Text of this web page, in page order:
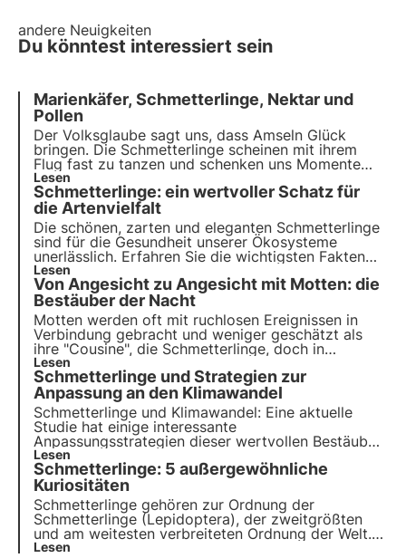
andere Neuigkeiten
Du könntest interessiert sein
Marienkäfer, Schmetterlinge, Nektar und
Pollen
Der Volksglaube sagt uns, dass Amseln Glück
bringen. Die Schmetterlinge scheinen mit ihrem
Flug fast zu tanzen und schenken uns Momente
der Sorglosigkeit. Wir haben das Glück, einige
Räume in unsererMetropolemit diesen kleinen
Geschöpfen zu teilen, wie normale Mitbürger.
Lesen
Schmetterlinge: ein wertvoller Schatz für
die Artenvielfalt
Die schönen, zarten und eleganten Schmetterlinge
sind für die Gesundheit unserer Ökosysteme
unerlässlich. Erfahren Sie die wichtigsten Fakten
über Schmetterlinge und ihre Bedeutung für die
biologische Vielfalt. Werden Sie Mitglied bei 3Bee,
um ihren Schutz zu fördern.
Lesen
Von Angesicht zu Angesicht mit Motten: die
Bestäuber der Nacht
Motten werden oft mit ruchlosen Ereignissen in
Verbindung gebracht und weniger geschätzt als
ihre "Cousine", die Schmetterlinge, doch in
Wirklichkeit sind sie eine Welt mit großer
biologischer Vielfalt. Sie sind ebenso wie die
bekannteren Bienen sehr wichtige
Bestäuberinsekten und ermöglichen die nächtliche
Bestäubung vieler Pflanzen
Lesen
Schmetterlinge und Strategien zur
Anpassung an den Klimawandel
Schmetterlinge und Klimawandel: Eine aktuelle
Studie hat einige interessante
Anpassungsstrategien dieser wertvollen Bestäuber
in Spanien und im Vereinigten Königreich
aufgezeigt. Lesen Sie in diesem Artikel mehr über
die Forschungsergebnisse und die Auswirkungen
auf die Artenvielfalt.
Lesen
Schmetterlinge: 5 außergewöhnliche
Kuriositäten
Schmetterlinge gehören zur Ordnung der
Schmetterlinge (Lepidoptera), der zweitgrößten
und am weitesten verbreiteten Ordnung der Welt.
Wussten Sie, dass nicht alle Schmetterlinge
Lesen